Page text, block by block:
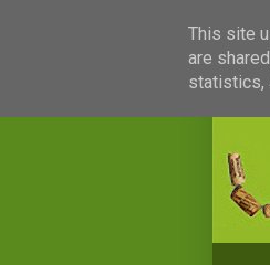
This site
are
statistics,